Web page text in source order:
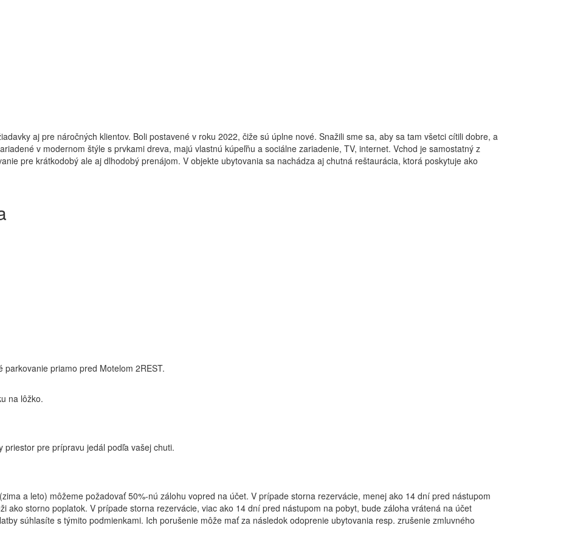
aj pre náročných klientov. Boli postavené v roku 2022, čiže sú úplne nové. Snažili sme sa, aby sa tam všetci cítili dobre, a
v modernom štýle s prvkami dreva, majú vlastnú kúpeľňu a sociálne zariadenie, TV, internet. Vchod je samostatný z
pre krátkodobý ale aj dlhodobý prenájom. V objekte ubytovania sa nachádza aj chutná reštaurácia, ktorá poskytuje ako
priamo pred Motelom 2REST.
na lôžko.
priestor pre prípravu jedál podľa vašej chuti.
a leto) môžeme požadovať 50%-nú zálohu vopred na účet. V prípade storna rezervácie, menej ako 14 dní pred nástupom
ako storno poplatok. V prípade storna rezervácie, viac ako 14 dní pred nástupom na pobyt, bude záloha vrátená na účet
súhlasíte s týmito podmienkami. Ich porušenie môže mať za následok odoprenie ubytovania resp. zrušenie zmluvného